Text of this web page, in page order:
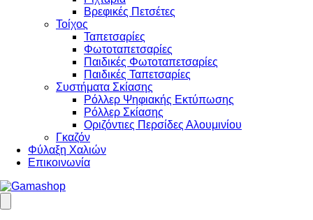
Βρεφικές Πετσέτες
Τοίχος
Ταπετσαρίες
Φωτοταπετσαρίες
Παιδικές Φωτοταπετσαρίες
Παιδικές Ταπετσαρίες
Συστήματα Σκίασης
Ρόλλερ Ψηφιακής Εκτύπωσης
Ρόλλερ Σκίασης
Οριζόντιες Περσίδες Αλουμινίου
Γκαζόν
Φύλαξη Χαλιών
Επικοινωνία